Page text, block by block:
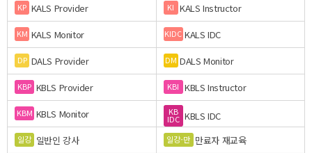
KP KALS Provider KI KALS Instructor
KM KALS Monitor KIDC KALS IDC
DP DALS Provider DM DALS Monitor
KBP KBLS Provider KBI KBLS Instructor
KBM KBLS Monitor KB
IDC KBLS IDC
일강 일반인 강사 일강-만 만료자 재교육